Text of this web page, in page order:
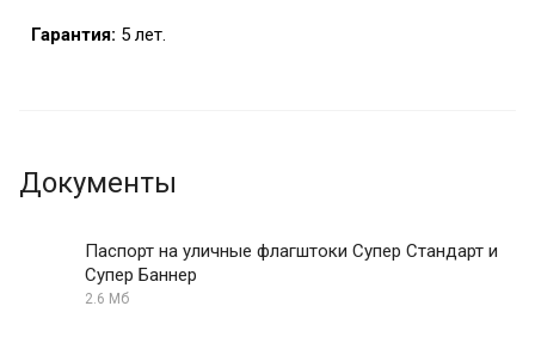
Гарантия: 5 лет.
Документы
Паспорт на уличные флагштоки Супер Стандарт и
Супер Баннер
2.6 Мб